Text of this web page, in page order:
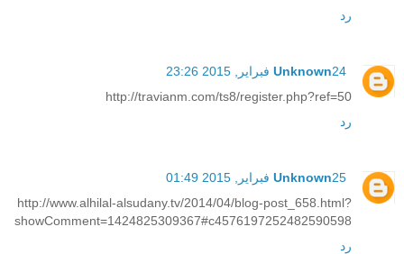
رد
Unknown24 فبراير, 2015 23:26
http://travianm.com/ts8/register.php?ref=50
رد
Unknown25 فبراير, 2015 01:49
http://www.alhilal-alsudany.tv/2014/04/blog-post_658.html?
showComment=1424825309367#c4576197252482590598
رد